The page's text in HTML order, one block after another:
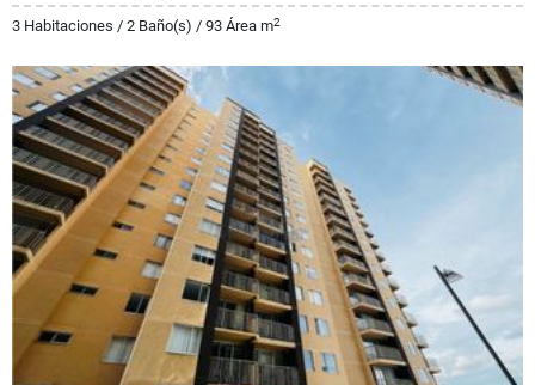
3 Habitaciones / 2 Baño(s) / 93 Área m2